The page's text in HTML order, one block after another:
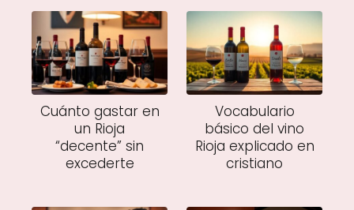
Cuánto gastar en
un Rioja
“decente” sin
excederte
Vocabulario
básico del vino
Rioja explicado en
cristiano